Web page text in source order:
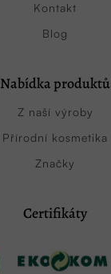
Kontakt
Blog
Nabídka produktů
Z naší výroby
Přírodní kosmetika
Značky
Certifikáty